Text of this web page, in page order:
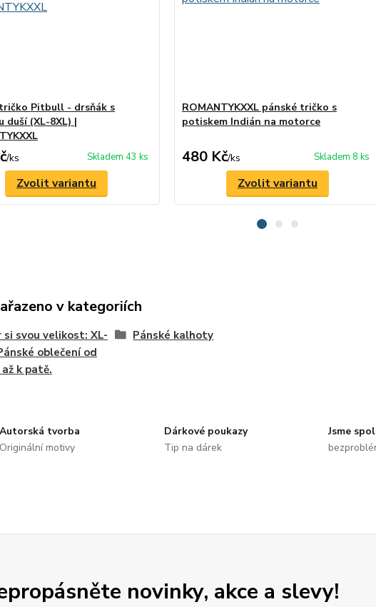
Autorská tvorba
Originální motivy
Dárkové poukazy
Tip na dárek
Jsme
Pitbull - drsňák s
duší (XL-8XL) |
/ks Skladem 43 ks
Zvolit variantu
ROMANTYKXXL pánské tričko s
potiskem Indián na motorce
480 Kč/ks Skladem 8 ks
Zvolit variantu
v kategoriích
si svou velikost: XL-
oblečení od
k patě.
Pánské kalhoty
novinky, akce a slevy!